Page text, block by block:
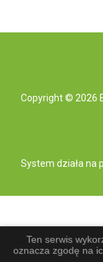
Copyright © 2026
System działa na
Ten serwis
oznacza zgodę na